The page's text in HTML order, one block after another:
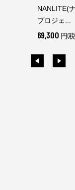
NANLITE(
プロジェ...
69,300 円(